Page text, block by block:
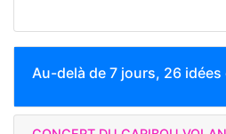
Au-delà de 7 jours, 26